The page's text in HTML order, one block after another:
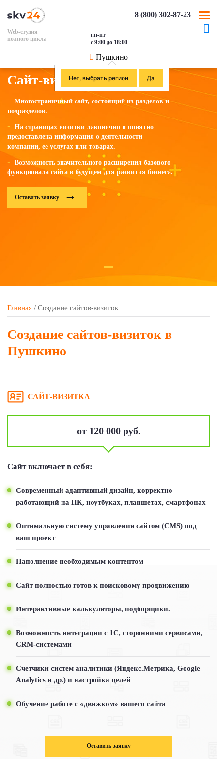
Web-студия
полного цикла
пн-пт
с 9:00 до 18:00
8 (800) 302-87-23
Пушкино
Главная / Создание сайтов-визиток
Создание сайтов-визиток в
Пушкино
Сайт-визитка
Многостраничный сайт, состоящий из разделов и
подразделов.
На страницах визитки лаконично и понятно
предоставлена информация о деятельности
компании, ее услугах или товарах.
Возможность значительного расширения базового
функционала сайта в будущем для развития бизнеса.
Оставить заявку
САЙТ-ВИЗИТКА
от 120 000 руб.
Сайт включает в себя:
Современный адаптивный дизайн, корректно
работающий на ПК, ноутбуках, планшетах, смартфонах
Оптимальную систему управления сайтом (CMS) под
ваш проект
Наполнение необходимым контентом
Сайт полностью готов к поисковому продвижению
Интерактивные калькуляторы, подборщики.
Возможность интеграции с 1С, сторонними сервисами,
CRM-системами
Счетчики систем аналитики (Яндекс.Метрика, Google
Analytics и др.) и настройка целей
Обучение работе с «движком» вашего сайта
Оставить заявку
Нет, выбрать регион Да